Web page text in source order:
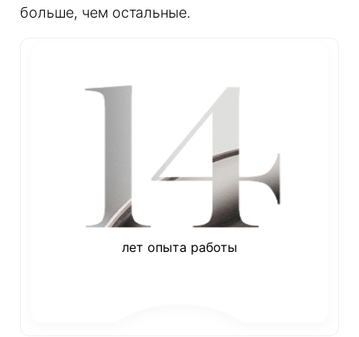
больше, чем остальные.
лет опыта работы